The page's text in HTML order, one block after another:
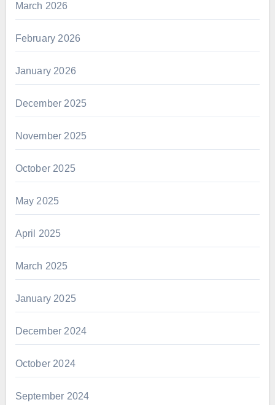
March 2026
February 2026
January 2026
December 2025
November 2025
October 2025
May 2025
April 2025
March 2025
January 2025
December 2024
October 2024
September 2024